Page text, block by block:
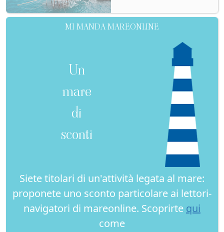
MI MANDA MAREONLINE
Un
mare
di
sconti
Siete titolari di un'attività legata al mare:
proponete uno sconto particolare ai lettori-
navigatori di mareonline. Scoprirte qui
come